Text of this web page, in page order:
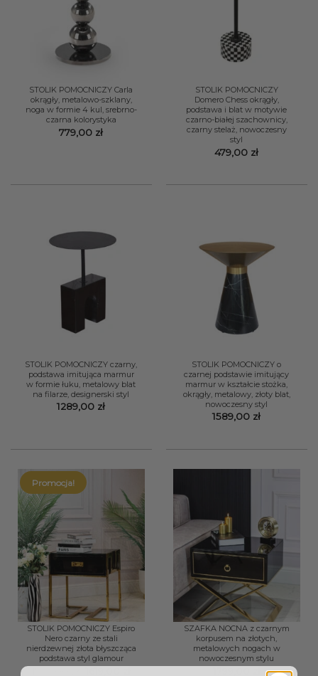
STOLIK POMOCNICZY Carla
okrągły, metalowo-szklany,
noga w formie 4 kul, srebrno-
czarna kolorystyka
779,00 zł
STOLIK POMOCNICZY
Domero Chess okrągły,
podstawa i blat w motywie
czarno-białej szachownicy,
czarny stelaż, nowoczesny
styl
479,00 zł
STOLIK POMOCNICZY czarny,
podstawa imitująca marmur
w formie łuku, metalowy blat
na filarze, designerski styl
1289,00 zł
STOLIK POMOCNICZY o
czarnej podstawie imitujący
marmur w kształcie stożka,
okrągły, metalowy, złoty blat,
nowoczesny styl
1589,00 zł
Promocja!
STOLIK POMOCNICZY Espiro
Nero czarny ze stali
nierdzewnej złota błyszcząca
podstawa styl glamour
SZAFKA NOCNA z czarnym
korpusem na złotych,
metalowych nogach w
nowoczesnym stylu